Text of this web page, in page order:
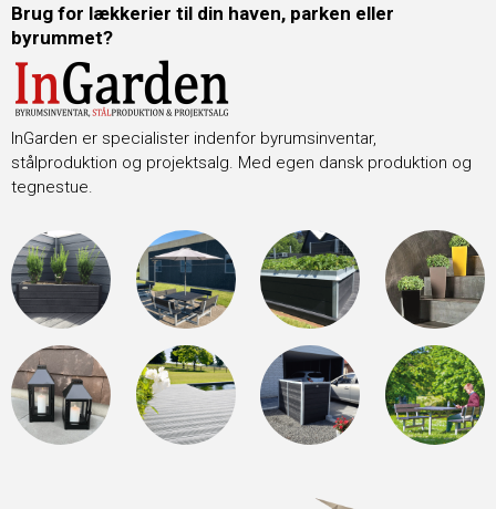
Brug for lækkerier til din haven, parken eller
byrummet?
InGarden er specialister indenfor byrumsinventar,
stålproduktion og projektsalg. Med egen dansk produktion og
tegnestue.